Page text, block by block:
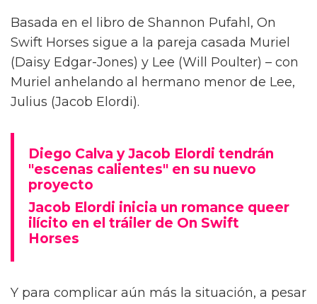
Basada en el libro de Shannon Pufahl, On
Swift Horses sigue a la pareja casada Muriel
(Daisy Edgar-Jones) y Lee (Will Poulter) – con
Muriel anhelando al hermano menor de Lee,
Julius (Jacob Elordi).
Diego Calva y Jacob Elordi tendrán
"escenas calientes" en su nuevo
proyecto
Jacob Elordi inicia un romance queer
ilícito en el tráiler de On Swift
Horses
Y para complicar aún más la situación, a pesar